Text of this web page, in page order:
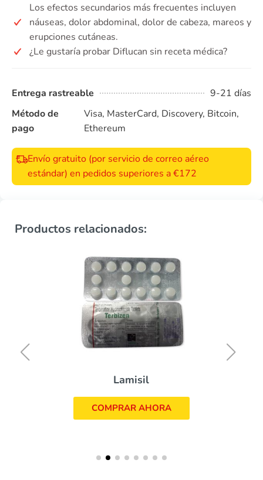
Los efectos secundarios más frecuentes incluyen
náuseas, dolor abdominal, dolor de cabeza, mareos y
erupciones cutáneas.
¿Le gustaría probar Diflucan sin receta médica?
Entrega rastreable
9-21 días
Método de
pago
Visa, MasterCard, Discovery, Bitcoin,
Ethereum
Envío gratuito (por servicio de correo aéreo
estándar) en pedidos superiores a €172
Productos relacionados:
Lamisil
COMPRAR AHORA